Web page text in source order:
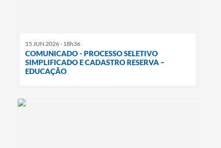
15 JUN 2026 - 18h36
COMUNICADO - PROCESSO SELETIVO
SIMPLIFICADO E CADASTRO RESERVA –
EDUCAÇÃO